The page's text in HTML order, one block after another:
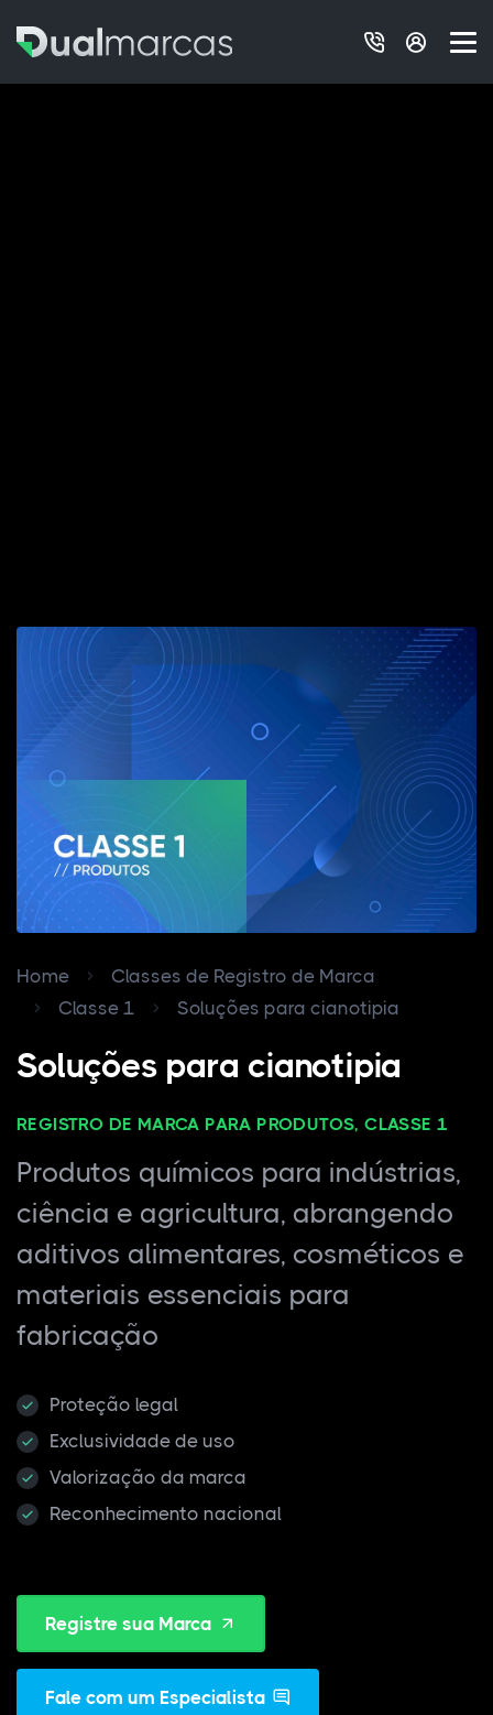
Home
Classes de Registro de Marca
Classe 1
Soluções para cianotipia
Soluções para cianotipia
REGISTRO DE MARCA PARA PRODUTOS, CLASSE 1
Produtos químicos para indústrias,
ciência e agricultura, abrangendo
aditivos alimentares, cosméticos e
materiais essenciais para
fabricação
Proteção legal
Exclusividade de uso
Valorização da marca
Reconhecimento nacional
Registre sua Marca
Fale com um Especialista